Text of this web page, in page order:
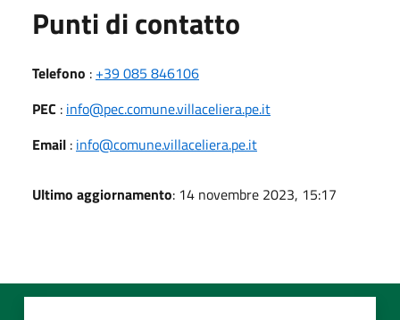
Punti di contatto
Telefono : +39 085 846106
PEC : info@pec.comune.villaceliera.pe.it
Email : info@comune.villaceliera.pe.it
Ultimo aggiornamento: 14 novembre 2023, 15:17